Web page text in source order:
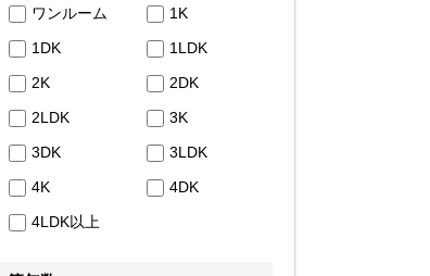
ワンルーム
1K
1DK
1LDK
2K
2DK
2LDK
3K
3DK
3LDK
4K
4DK
4LDK以上